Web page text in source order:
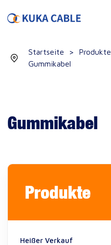
Startseite > Produkte
Gummikabel
Gummikabel
Produkte
Heißer Verkauf